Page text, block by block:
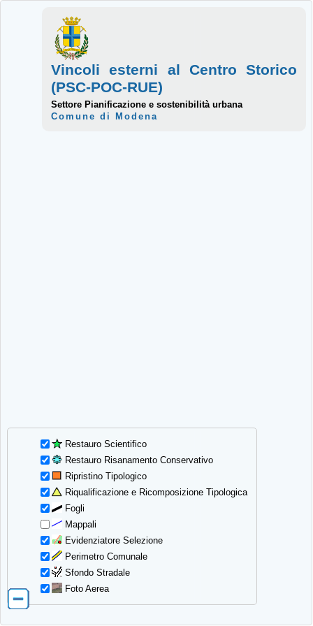
Restauro Scientifico
Restauro Risanamento Conservativo
Ripristino Tipologico
Riqualificazione e Ricomposizione Tipologica
Fogli
Mappali
Evidenziatore Selezione
Perimetro Comunale
Sfondo Stradale
Foto Aerea
Vincoli esterni al Centro Storico
(PSC-POC-RUE)
Settore Pianificazione e sostenibilità urbana
Comune di Modena